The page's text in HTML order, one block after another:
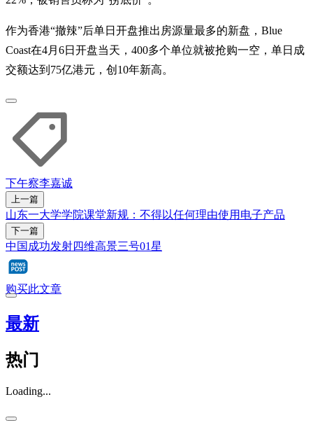
作为香港“撤辣”后单日开盘推出房源量最多的新盘，Blue
Coast在4月6日开盘当天，400多个单位就被抢购一空，单日成
交额达到75亿港元，创10年新高。
下午察李嘉诚
上一篇
山东一大学学院课堂新规：不得以任何理由使用电子产品
下一篇
中国成功发射四维高景三号01星
购买此文章
最新
热门
Loading...